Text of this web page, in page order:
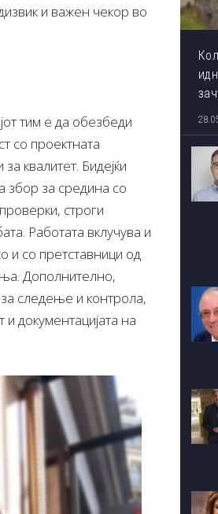
и важен чекор во
тим е да обезбеди
со проектната
квалитет. Бидејќи
збор за средина со
строги
Работата вклучува и
и со претставници од
Дополнително,
следење и контрола,
документацијата на